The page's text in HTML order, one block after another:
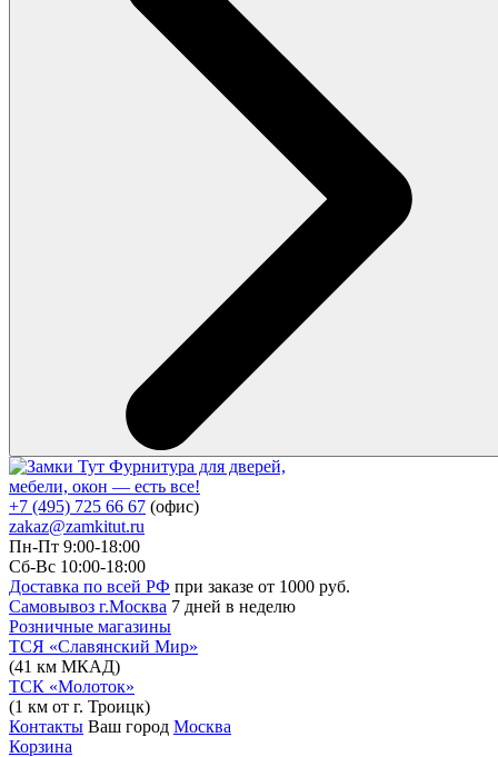
Фурнитура для дверей,
мебели, окон — есть все!
+7 (495) 725 66 67 (офис)
zakaz@zamkitut.ru
Пн-Пт 9:00-18:00
Сб-Вс 10:00-18:00
Доставка по всей РФ при заказе от 1000 руб.
Самовывоз г.Москва 7 дней в неделю
Розничные магазины
ТСЯ «Славянский Мир»
(41 км МКАД)
ТСК «Молоток»
(1 км от г. Троицк)
Контакты Ваш город Москва
Корзина